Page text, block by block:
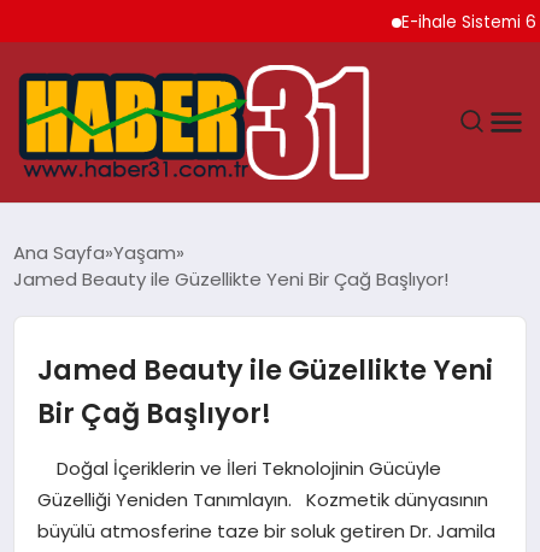
E-ihale Sistemi 6
YAŞAM
EKONOMI
GÜNDEM
MAGAZIN
Ana Sayfa Yaşam
Jamed Beauty ile Güzellikte Yeni Bir Çağ Başlıyor!
Jamed Beauty ile Güzellikte Yeni
Bir Çağ Başlıyor!
Doğal İçeriklerin ve İleri Teknolojinin Gücüyle
Güzelliği Yeniden Tanımlayın. Kozmetik dünyasının
büyülü atmosferine taze bir soluk getiren Dr. Jamila